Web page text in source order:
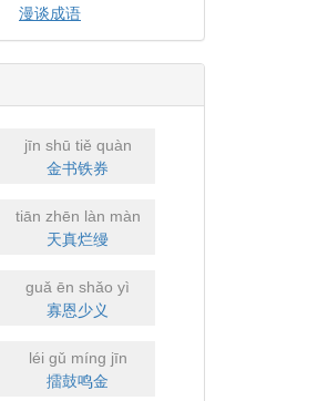
漫谈成语
jīn shū tiě quàn
金书铁券
tiān zhēn làn màn
天真烂缦
guǎ ēn shǎo yì
寡恩少义
léi gǔ míng jīn
擂鼓鸣金